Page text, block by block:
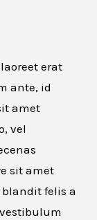
erat
ante, id
amet
vel
sit amet
felis a